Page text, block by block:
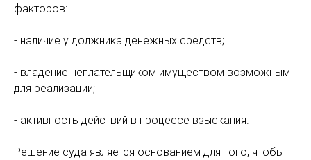
факторов:
- наличие у должника денежных средств;
- владение неплательщиком имуществом возможным
для реализации;
- активность действий в процессе взыскания.
Решение суда является основанием для того, чтобы